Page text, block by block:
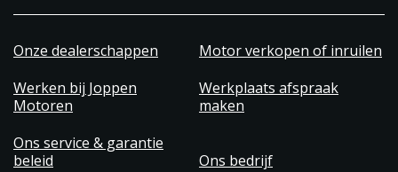
Onze dealerschappen
Motor verkopen of inruilen
Werken bij Joppen
Motoren
Werkplaats afspraak
maken
Ons service & garantie
beleid
Ons bedrijf